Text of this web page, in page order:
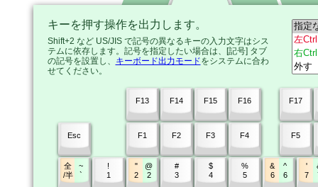
キーを押す操作を出力します。
Shift+2 など US/JIS で記号の異なるキーの入力文字はシス
テムに依存します。記号を指定したい場合は、[記号] タブ
の記号を設置し、
キーボード出力モードをシステムに合わ
せてください。
F13 F14 F15 F16 F17
Esc F1 F2 F3 F4 F5
全
/半
~
`
!
1
"
2
@
2
#
3
$
4
%
5
&
6
^
6
'
7